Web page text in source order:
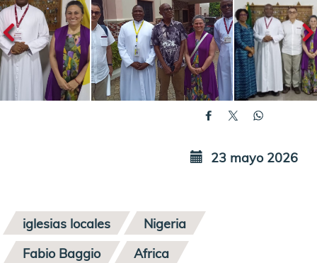
23 mayo 2026
iglesias locales
Nigeria
Fabio Baggio
Africa